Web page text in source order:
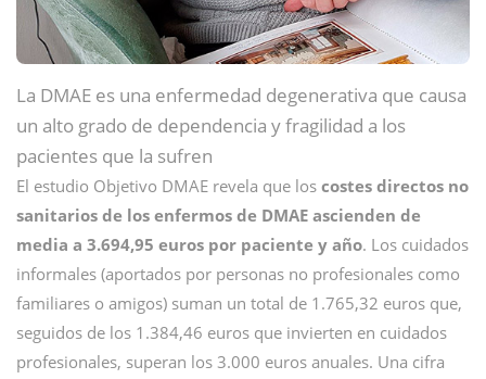
La DMAE es una enfermedad degenerativa que causa
un alto grado de dependencia y fragilidad a los
pacientes que la sufren
El estudio Objetivo DMAE revela que los costes directos no
sanitarios de los enfermos de DMAE ascienden de
media a 3.694,95 euros por paciente y año. Los cuidados
informales (aportados por personas no profesionales como
familiares o amigos) suman un total de 1.765,32 euros que,
seguidos de los 1.384,46 euros que invierten en cuidados
profesionales, superan los 3.000 euros anuales. Una cifra